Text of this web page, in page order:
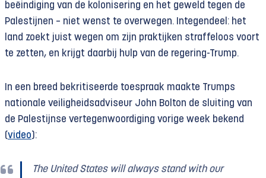
beëindiging van de kolonisering en het geweld tegen de
Palestijnen – niet wenst te overwegen. Integendeel: het
land zoekt juist wegen om zijn praktijken straffeloos voort
te zetten, en krijgt daarbij hulp van de regering-Trump.
In een breed bekritiseerde toespraak maakte Trumps
nationale veiligheidsadviseur John Bolton de sluiting van
de Palestijnse vertegenwoordiging vorige week bekend
(video):
The United States will always stand with our